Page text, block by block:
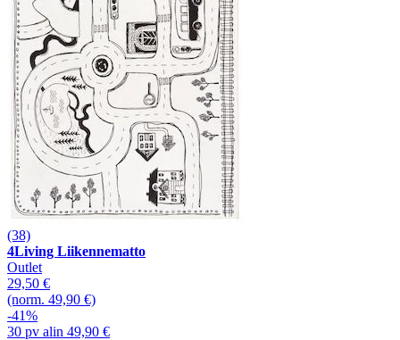
(38)
4Living Liikennematto
Outlet
29,50 €
(norm. 49,90 €)
-41%
30 pv alin 49,90 €